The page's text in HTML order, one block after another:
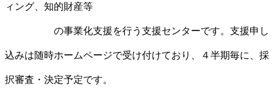
ィング、知的財産等
の事業化支援を行う支援センターです。支援申し
込みは随時ホームページで受け付けており、４半期毎に、採
択審査・決定予定です。